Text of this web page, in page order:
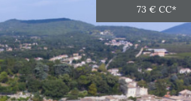
73 € CC*